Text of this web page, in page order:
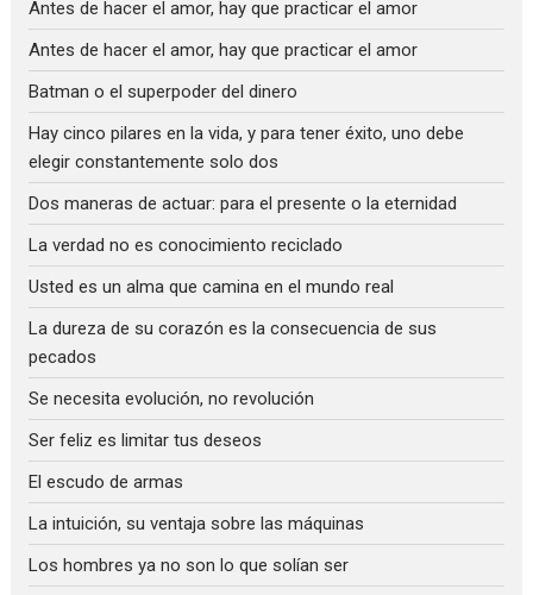
Antes de hacer el amor, hay que practicar el amor
Antes de hacer el amor, hay que practicar el amor
Batman o el superpoder del dinero
Hay cinco pilares en la vida, y para tener éxito, uno debe
elegir constantemente solo dos
Dos maneras de actuar: para el presente o la eternidad
La verdad no es conocimiento reciclado
Usted es un alma que camina en el mundo real
La dureza de su corazón es la consecuencia de sus
pecados
Se necesita evolución, no revolución
Ser feliz es limitar tus deseos
El escudo de armas
La intuición, su ventaja sobre las máquinas
Los hombres ya no son lo que solían ser